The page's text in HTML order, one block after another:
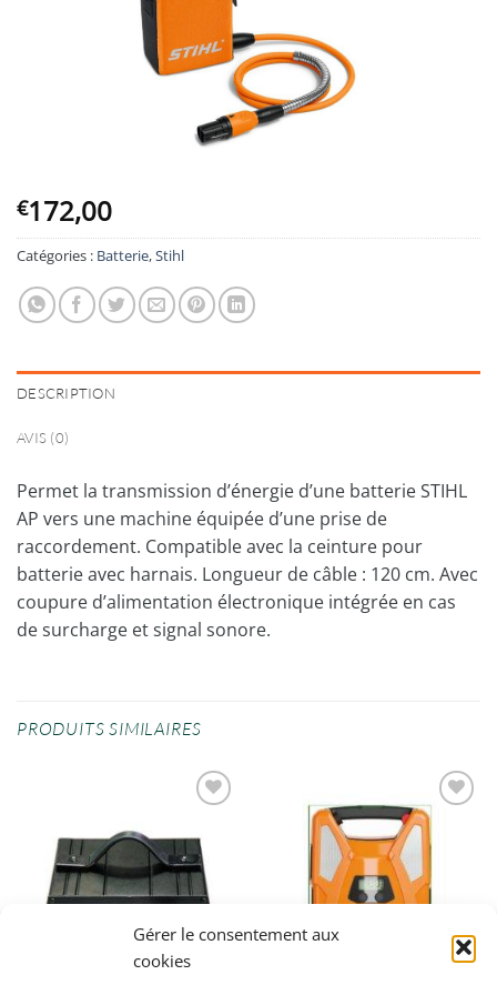
Gérer le consentement aux
cookies
€172,00
Catégories : Batterie,Stihl
DESCRIPTION
AVIS (0)
Permet la transmission d’énergie d’une batterie STIHL
AP vers une machine équipée d’une prise de
raccordement. Compatible avec la ceinture pour
batterie avec harnais. Longueur de câble : 120 cm. Avec
coupure d’alimentation électronique intégrée en cas
de surcharge et signal sonore.
PRODUITS SIMILAIRES
à la
wishlist
Ajouter